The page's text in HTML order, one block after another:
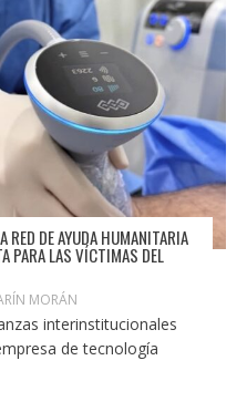
RED DE AYUDA HUMANITARIA
PARA LAS VÍCTIMAS DEL
MORÁN
interinstitucionales
de tecnología